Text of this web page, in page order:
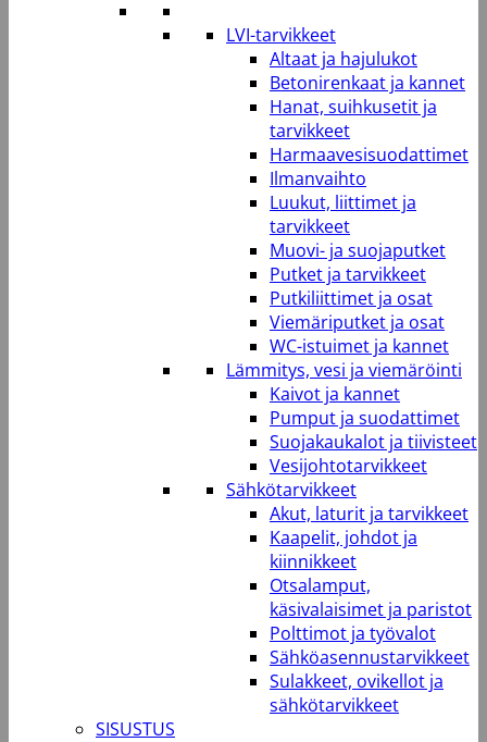
LVI-tarvikkeet
Altaat ja hajulukot
Betonirenkaat ja kannet
Hanat, suihkusetit ja
tarvikkeet
Harmaavesisuodattimet
Ilmanvaihto
Luukut, liittimet ja
tarvikkeet
Muovi- ja suojaputket
Putket ja tarvikkeet
Putkiliittimet ja osat
Viemäriputket ja osat
WC-istuimet ja kannet
Lämmitys, vesi ja viemäröinti
Kaivot ja kannet
Pumput ja suodattimet
Suojakaukalot ja tiivisteet
Vesijohtotarvikkeet
Sähkötarvikkeet
Akut, laturit ja tarvikkeet
Kaapelit, johdot ja
kiinnikkeet
Otsalamput,
käsivalaisimet ja paristot
Polttimot ja työvalot
Sähköasennustarvikkeet
Sulakkeet, ovikellot ja
sähkötarvikkeet
SISUSTUS